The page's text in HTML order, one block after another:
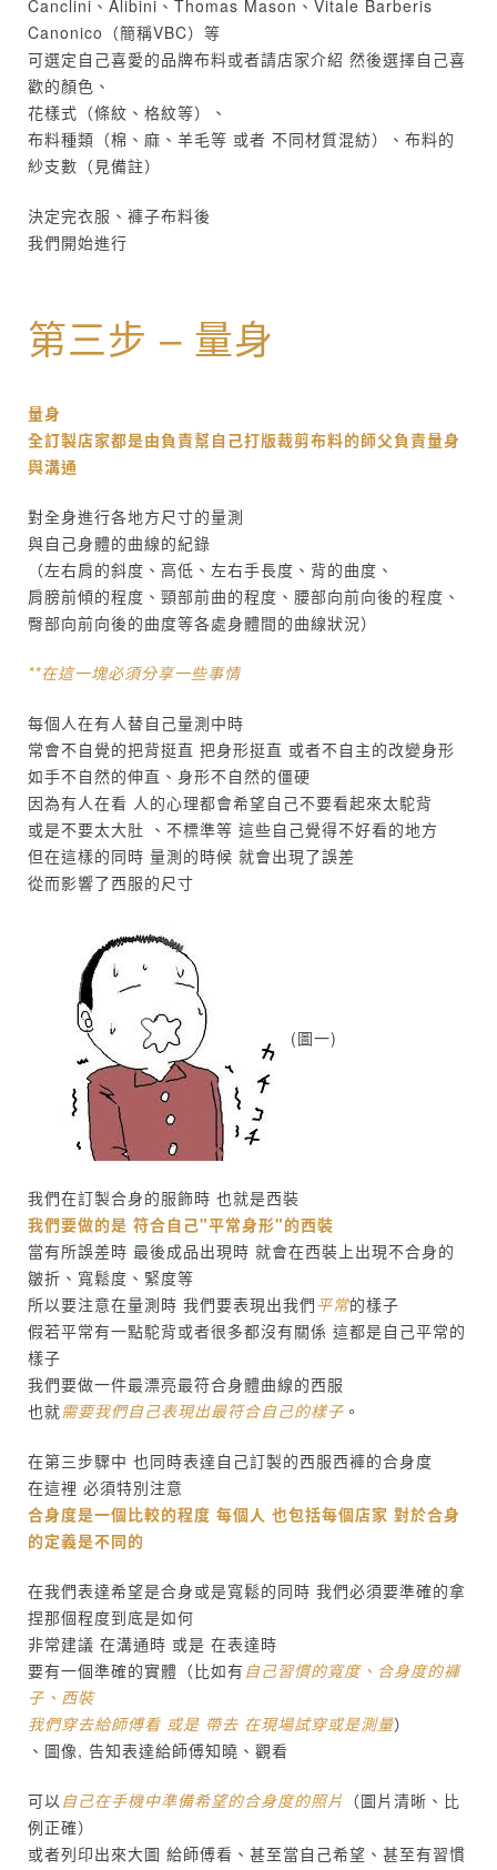
Canclini、Alibini、Thomas Mason、Vitale Barberis
Canonico（簡稱VBC）等
可選定自己喜愛的品牌布料或者請店家介紹 然後選擇自己喜
歡的顏色、
花樣式（條紋、格紋等）、
布料種類（棉、麻、羊毛等 或者 不同材質混紡）、布料的
紗支數（見備註）
決定完衣服、褲子布料後
我們開始進行
第三步 – 量身
量身
全訂製店家都是由負責幫自己打版裁剪布料的師父負責量身
與溝通
對全身進行各地方尺寸的量測
與自己身體的曲線的紀錄
（左右肩的斜度、高低、左右手長度、背的曲度、
肩膀前傾的程度、頸部前曲的程度、腰部向前向後的程度、
臀部向前向後的曲度等各處身體間的曲線狀況）
**在這一塊必須分享一些事情
每個人在有人替自己量測中時
常會不自覺的把背挺直 把身形挺直 或者不自主的改變身形
如手不自然的伸直、身形不自然的僵硬
因為有人在看 人的心理都會希望自己不要看起來太駝背
或是不要太大肚 、不標準等 這些自己覺得不好看的地方
但在這樣的同時 量測的時候 就會出現了誤差
從而影響了西服的尺寸
(圖一)
我們在訂製合身的服飾時 也就是西裝
我們要做的是 符合自己"平常身形"的西裝
當有所誤差時 最後成品出現時 就會在西裝上出現不合身的
皺折、寬鬆度、緊度等
所以要注意在量測時 我們要表現出我們平常的樣子
假若平常有一點駝背或者很多都沒有關係 這都是自己平常的
樣子
我們要做一件最漂亮最符合身體曲線的西服
也就需要我們自己表現出最符合自己的樣子 。
在第三步驟中 也同時表達自己訂製的西服西褲的合身度
在這裡 必須特別注意
合身度是一個比較的程度 每個人 也包括每個店家 對於合身
的定義是不同的
在我們表達希望是合身或是寬鬆的同時 我們必須要準確的拿
捏那個程度到底是如何
非常建議 在溝通時 或是 在表達時
要有一個準確的實體（比如有自己習慣的寬度、合身度的褲
子、西裝
我們穿去給師傅看 或是 帶去 在現場試穿或是測量）
、圖像, 告知表達給師傅知曉、觀看
可以 自己在手機中準備希望的合身度的照片 （圖片清晰、比
例正確）
或者列印出來大圖 給師傅看、甚至當自己希望、甚至有習慣